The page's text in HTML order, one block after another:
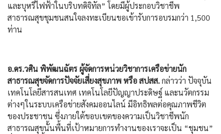
และบุหรี่ไฟฟ้าในบริบทดิจิทัล” โดยมีผู้ประกอบวิชาชีพ
สาธารณสุขชุมชนสนใจลงทะเบียนขอเข้ารับการอบรมกว่า 1,500
ท่าน
อ.ดร.วศิน พิพัฒนฉัตร ผู้จัดการหน่วยวิชาการเครือข่ายนัก
สาธารณสุขจัดการปัจจัยเสี่ยงสุขภาพ หรือ สปสส.กล่าวว่า ปัจจุบัน
เทคโนโลยีสารสนเทศ เทคโนโลยีปัญญาประดิษฐ์ และนวัตกรรม
ต่างๆในระบบเครือข่ายสังคมออนไลน์ มีอิทธิพลต่อคุณภาพชีวิต
ของประชาชน ซึ่งภายใต้ขอบเขตของความเป็นวิชาชีพนัก
สาธารณสุขนั้นพื้นที่เป้าหมายการทำงานของเราจะเป็น “ชุมชน”